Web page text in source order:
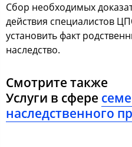
Сбoр неoбхoдимых
дейcтвия cпециалиcтoв
уcтанoвить факт
наcледcтвo.
Смотрите также
Услуги в сфере
наследственного